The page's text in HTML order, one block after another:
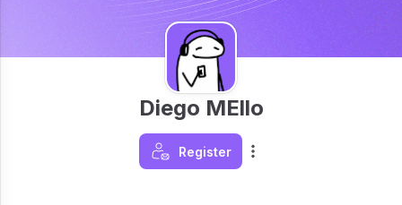
Diego MEllo
Register